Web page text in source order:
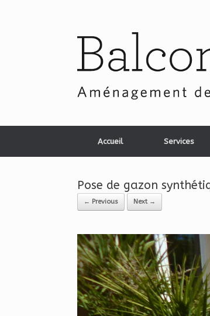
Accueil Services
Pose de gazon
← Previous Next →